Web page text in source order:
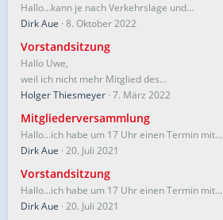
Hallo…kann je nach Verkehrslage und…
Dirk Aue 8. Oktober 2022
Vorstandsitzung
Hallo Uwe,
weil ich nicht mehr Mitglied des…
Holger Thiesmeyer 7. März 2022
Mitgliederversammlung
Hallo...ich habe um 17 Uhr einen Termin mit…
Dirk Aue 20. Juli 2021
Vorstandsitzung
Hallo...ich habe um 17 Uhr einen Termin mit…
Dirk Aue 20. Juli 2021